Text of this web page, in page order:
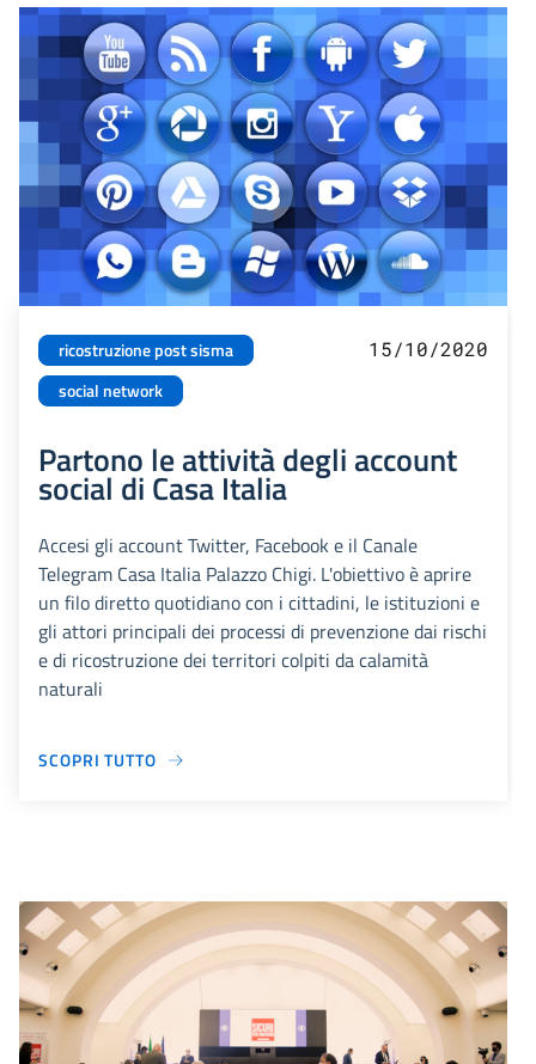
ricostruzione post sisma
social network
15/10/2020
Partono le attività degli account
social di Casa Italia
Accesi gli account Twitter, Facebook e il Canale
Telegram Casa Italia Palazzo Chigi. L'obiettivo è aprire
un filo diretto quotidiano con i cittadini, le istituzioni e
gli attori principali dei processi di prevenzione dai rischi
e di ricostruzione dei territori colpiti da calamità
naturali
SCOPRI TUTTO